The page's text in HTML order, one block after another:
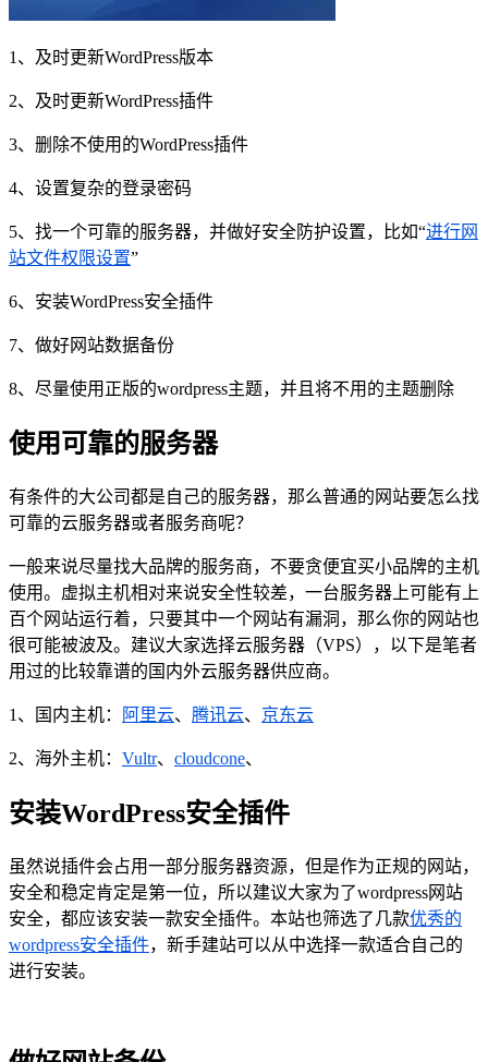
1、及时更新WordPress版本
2、及时更新WordPress插件
3、删除不使用的WordPress插件
4、设置复杂的登录密码
5、找一个可靠的服务器，并做好安全防护设置，比如“进行网
站文件权限设置”
6、安装WordPress安全插件
7、做好网站数据备份
8、尽量使用正版的wordpress主题，并且将不用的主题删除
使用可靠的服务器
有条件的大公司都是自己的服务器，那么普通的网站要怎么找
可靠的云服务器或者服务商呢？
一般来说尽量找大品牌的服务商，不要贪便宜买小品牌的主机
使用。虚拟主机相对来说安全性较差，一台服务器上可能有上
百个网站运行着，只要其中一个网站有漏洞，那么你的网站也
很可能被波及。建议大家选择云服务器（VPS），以下是笔者
用过的比较靠谱的国内外云服务器供应商。
1、国内主机： 阿里云、 腾讯云、 京东云
2、海外主机： Vultr、 cloudcone、
安装WordPress安全插件
虽然说插件会占用一部分服务器资源，但是作为正规的网站，
安全和稳定肯定是第一位，所以建议大家为了wordpress网站
安全，都应该安装一款安全插件。本站也筛选了几款优秀的
wordpress安全插件，新手建站可以从中选择一款适合自己的
进行安装。